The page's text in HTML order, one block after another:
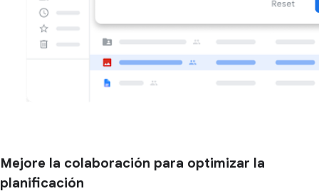
Mejore la colaboración para optimizar la
planificación